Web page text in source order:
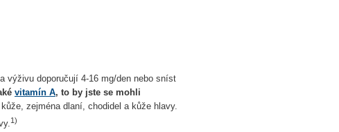
výživu doporučují 4-16 mg/den nebo sníst
vitamín A, to by jste se mohli
zejména dlaní, chodidel a kůže hlavy.
1)